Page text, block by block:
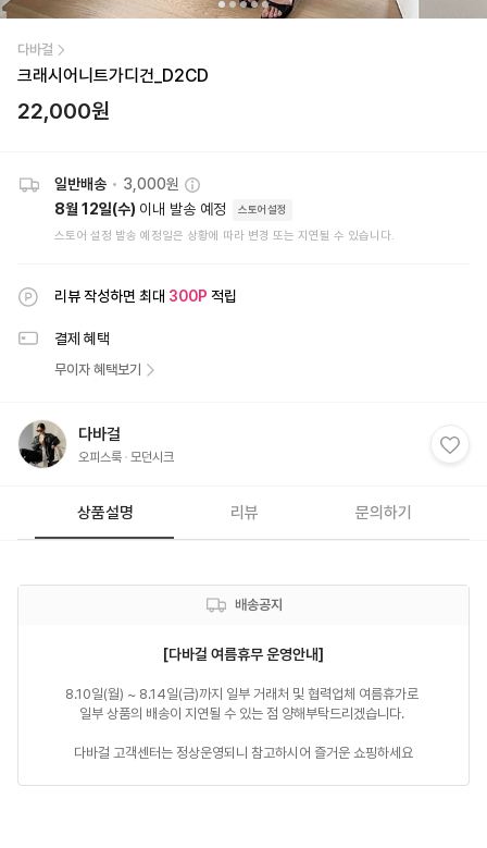
다바걸
크래시어니트가디건_D2CD
22,000원
일반배송 • 3,000원
8월 12일(수) 이내 발송 예정 스토어설정
스토어 설정 발송 예정일은 상황에 따라 변경 또는 지연될 수 있습니다.
리뷰 작성하면 최대 300P 적립
결제 혜택
무이자 혜택보기
다바걸
오피스룩 모던시크
상품설명 리뷰 문의하기
배송공지
[다바걸 여름휴무 운영안내]
8.10일(월) ~ 8.14일(금)까지 일부 거래처 및 협력업체 여름휴가로
일부 상품의 배송이 지연될 수 있는 점 양해부탁드리겠습니다.
다바걸 고객센터는 정상운영되니 참고하시어 즐거운 쇼핑하세요